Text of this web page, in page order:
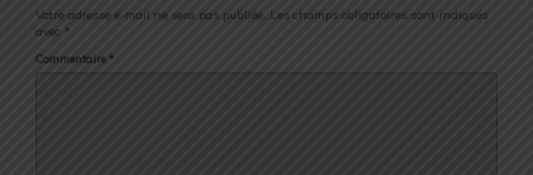
Votre adresse e-mail ne sera pas publiée. Les champs obligatoires sont indiqués
avec *
Commentaire *